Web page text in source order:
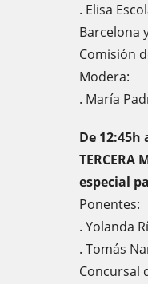
. Elisa
Barcelona
Comisión
Modera:
. María
De 12:45h
especial
Ponentes:
. Yolanda
. Tomás
Concursal